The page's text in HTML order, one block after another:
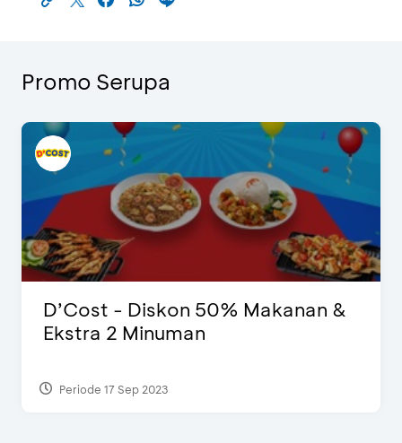
Promo Serupa
D’Cost - Diskon 50% Makanan &
Ekstra 2 Minuman
Periode 17 Sep 2023